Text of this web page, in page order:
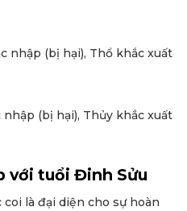
nhập (bị hại), Thổ khắc xuất
(bị hại), Thủy khắc xuất
với tuổi Đinh Sửu
coi là đại diện cho sự hoàn